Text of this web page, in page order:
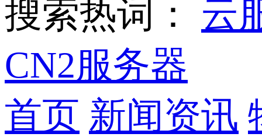
搜索热词： 云
CN2服务器
首页 新闻资讯